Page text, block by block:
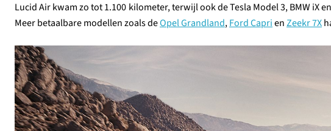
Lucid Air kwam zo tot 1.100 kilometer, terwijl ook de Tesla Model 3, BMW iX en
Meer betaalbare modellen zoals deOpel Grandland,Ford CaprienZeekr 7X